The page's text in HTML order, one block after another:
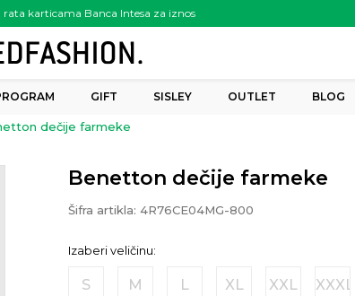
rata karticama Banca Intesa za iznos
6.000.00 rsd
GIFT SISLEY OUTLET BLOG
dečije farmeke
Benetton dečije farmeke
Šifra artikla: 4R76CE04MG-800
Izaberi veličinu:
S M L XL XXL XXXL